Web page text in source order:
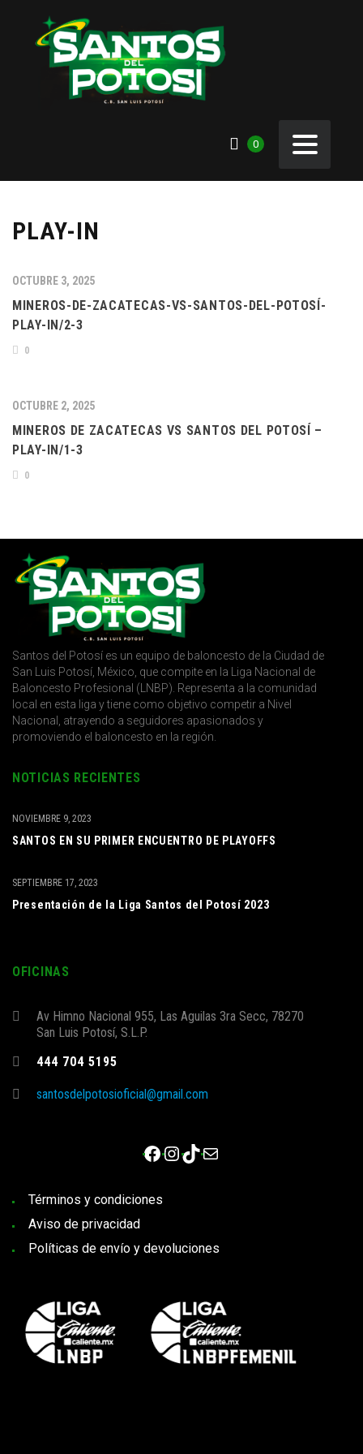
0
PLAY-IN
OCTUBRE 3, 2025
MINEROS-DE-ZACATECAS-VS-SANTOS-DEL-POTOSÍ-
PLAY-IN/2-3
0
OCTUBRE 2, 2025
MINEROS DE ZACATECAS VS SANTOS DEL POTOSÍ –
PLAY-IN/1-3
0
Santos del Potosí es un equipo de baloncesto de la Ciudad de
San Luis Potosí, México, que compite en la Liga Nacional de
Baloncesto Profesional (LNBP). Representa a la comunidad
local en esta liga y tiene como objetivo competir a Nivel
Nacional, atrayendo a seguidores apasionados y
promoviendo el baloncesto en la región.
NOTICIAS RECIENTES
SANTOS EN SU PRIMER ENCUENTRO DE PLAYOFFS
NOVIEMBRE 9, 2023
Presentación de la Liga Santos del Potosí 2023
SEPTIEMBRE 17, 2023
OFICINAS
Av Himno Nacional 955, Las Aguilas 3ra Secc, 78270
San Luis Potosí, S.L.P.
444 704 5195
santosdelpotosioficial@gmail.com
Facebook
Instagram
TikTok
Correo electrónico
Términos y condiciones
Aviso de privacidad
Políticas de envío y devoluciones